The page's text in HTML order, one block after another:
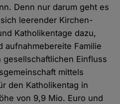
Denn nur darum geht es
leerender Kirchen­
Katholiken­tage dazu,
auf­nahme­bereite Familie
Einfluss
mittels
den Katholiken­tag in
von 9,9 Mio. Euro und